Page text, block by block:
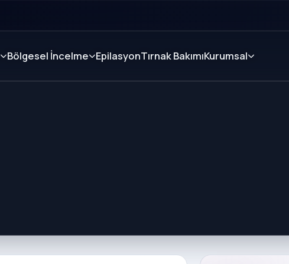
Bölgesel İncelme EpilasyonTırnak BakımıKurumsal